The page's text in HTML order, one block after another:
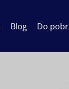
Blog Do